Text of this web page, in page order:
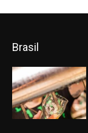
Brasil